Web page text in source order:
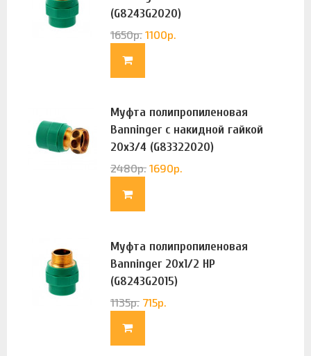
(G8243G2020)
1650р. 1100р.
Муфта полипропиленовая
Banninger с накидной гайкой
20х3/4 (G83322020)
2480р. 1690р.
Муфта полипропиленовая
Banninger 20х1/2 НР
(G8243G2015)
1135р. 715р.